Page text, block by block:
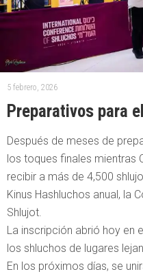
5 febrero, 2026
Preparativos para
Después de meses de
los toques finales mientras
recibir a más de 4,500
Kinus Hashluchos anual, la
Shlujot.
La inscripción abrió hoy en
los shluchos de lugares
En los próximos días, se